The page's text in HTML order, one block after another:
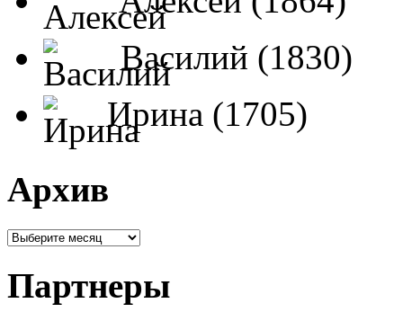
Василий (1830)
Ирина (1705)
Архив
Партнеры